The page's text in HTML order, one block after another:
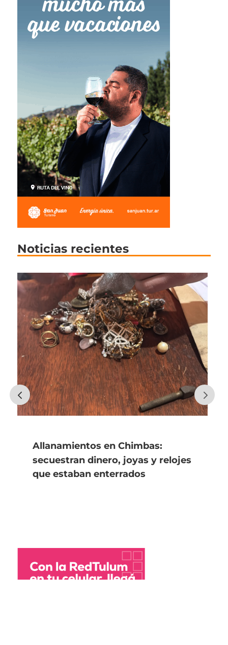
Noticias recientes
Allanamientos en Chimbas:
secuestran dinero, joyas y relojes
que estaban enterrados